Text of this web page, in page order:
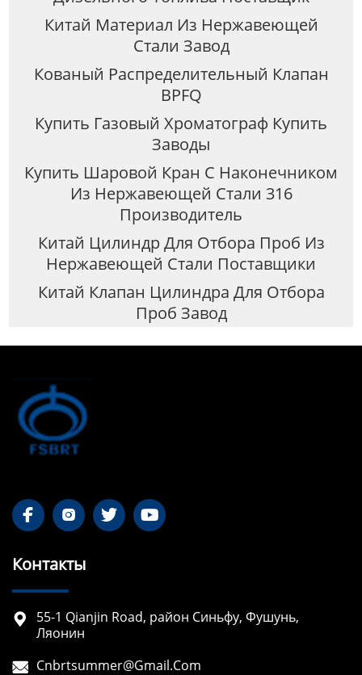
Китай Материал Из Нержавеющей
Стали Завод
Кованый Распределительный Клапан
BPFQ
Купить Газовый Хроматограф Купить
Заводы
Купить Шаровой Кран С Наконечником
Из Нержавеющей Стали 316
Производитель
Китай Цилиндр Для Отбора Проб Из
Нержавеющей Стали Поставщики
Китай Клапан Цилиндра Для Отбора
Проб Завод
   
Контакты

55-1 Qianjin Road, район Синьфу, Фушунь,
Ляонин
 Cnbrtsummer@gmail.com